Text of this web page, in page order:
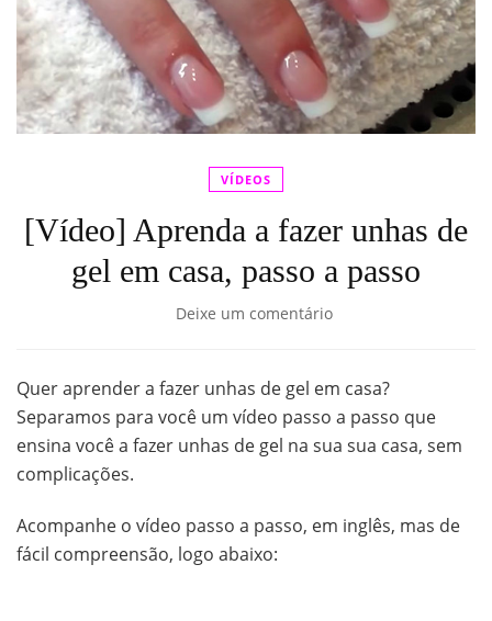
VÍDEOS
[Vídeo] Aprenda a fazer unhas de
gel em casa, passo a passo
Deixe um comentário
Quer aprender a fazer unhas de gel em casa?
Separamos para você um vídeo passo a passo que
ensina você a fazer unhas de gel na sua sua casa, sem
complicações.
Acompanhe o vídeo passo a passo, em inglês, mas de
fácil compreensão, logo abaixo: